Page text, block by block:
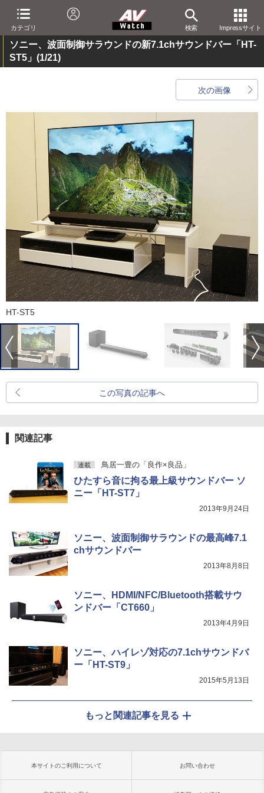
カテゴリ 検索 Impressサイト
ソニー、波面制御サラウンドの新7.1chサウンドバー「HT-
ST5」 (1/21)
次の画像
HT-ST5
この写真の記事へ
関連記事
連載 鳥居一豊の「良作×良品」
ひたすら音に拘る最上級サウンドバー ソ
ニー「HT-ST7」
2013年9月24日
ソニー、波面制御サラウンドの最高峰7.1
chサウンドバー
2013年8月8日
ソニー、HDMI/NFC/Bluetooth搭載サウ
ンドバー「CT660」
2013年4月9日
ソニー、ハイレゾ対応の7.1chサウンドバ
ー「HT-ST9」
2015年5月13日
もっと関連記事を見る
本サイトのご利用について お問い合わせ